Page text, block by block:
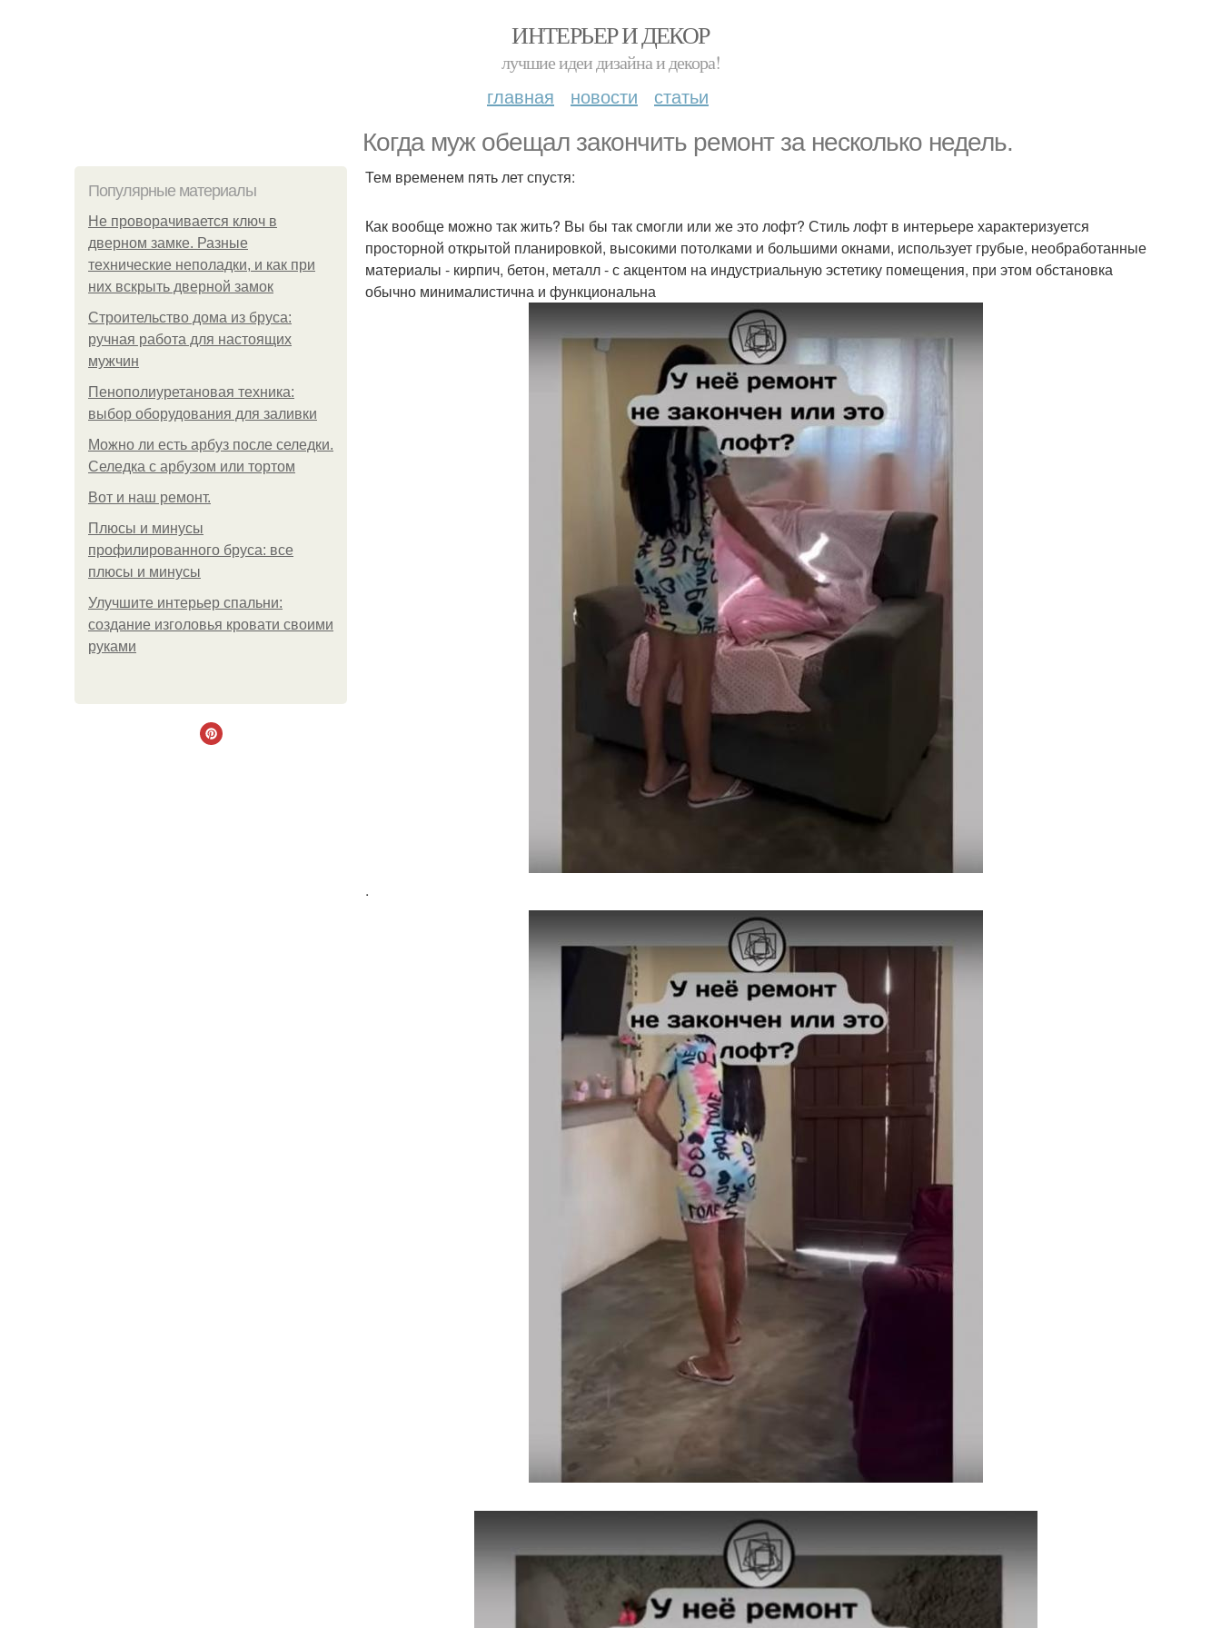
ИНТЕРЬЕР И ДЕКОР
лучшие идеи дизайна и декора!
главная новости статьи
Когда муж обещал закончить ремонт за несколько недель.
Популярные материалы
Не проворачивается ключ в
дверном замке. Разные
технические неполадки, и как при
них вскрыть дверной замок
Строительство дома из бруса:
ручная работа для настоящих
мужчин
Пенополиуретановая техника:
выбор оборудования для заливки
Можно ли есть арбуз после селедки.
Селедка с арбузом или тортом
Boт и наш ремoнт.
Плюсы и минусы
профилированного бруса: все
плюсы и минусы
Улучшите интерьер спальни:
создание изголовья кровати своими
руками
Тем временем пять лет спустя:
Как вообще можно так жить? Вы бы так смогли или же это лофт? Стиль лофт в интерьере характеризуется
просторной открытой планировкой, высокими потолками и большими окнами, использует грубые, необработанные
материалы - кирпич, бетон, металл - с акцентом на индустриальную эстетику помещения, при этом обстановка
обычно минималистична и функциональна
.